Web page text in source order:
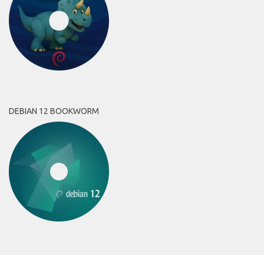
DEBIAN 12 BOOKWORM